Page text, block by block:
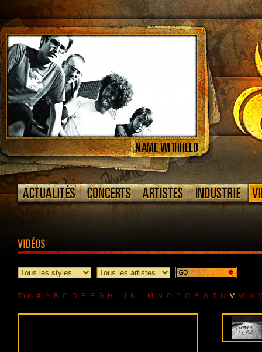
Tous # A B C D E F G H J K L M N O P Q R S T U V W X Y